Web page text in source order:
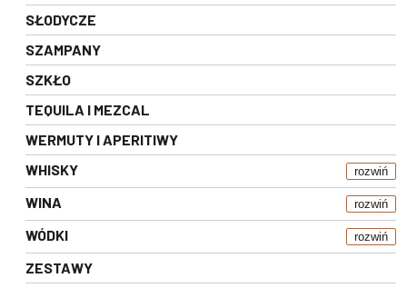
SŁODYCZE
SZAMPANY
SZKŁO
TEQUILA I MEZCAL
WERMUTY I APERITIWY
WHISKY
rozwiń
WINA rozwiń
WÓDKI rozwiń
ZESTAWY